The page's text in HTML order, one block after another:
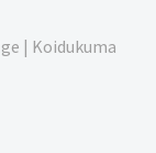
| Koidukuma